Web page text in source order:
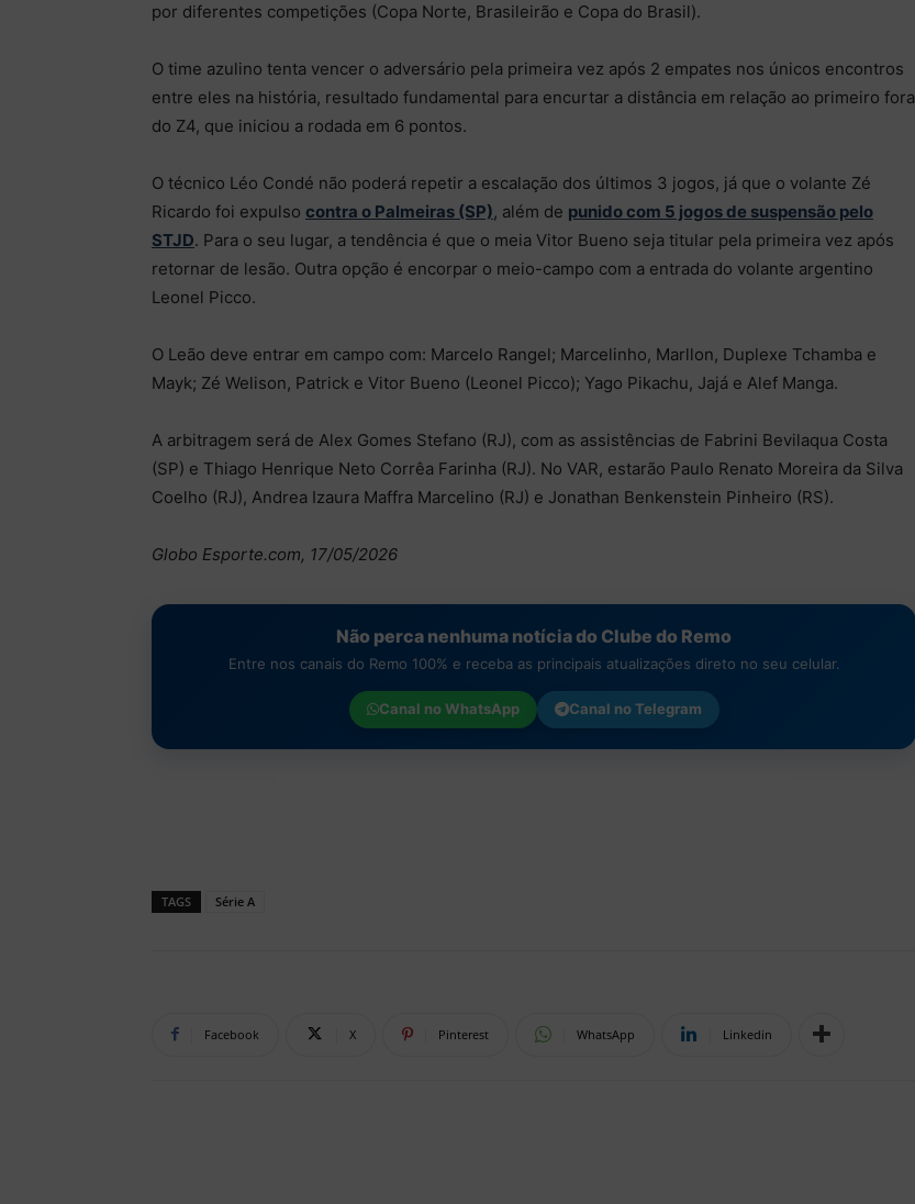
por diferentes competições (Copa Norte, Brasileirão e Copa do Brasil).
O time azulino tenta vencer o adversário pela primeira vez após 2 empates nos únicos encontros
entre eles na história, resultado fundamental para encurtar a distância em relação ao primeiro fora
do Z4, que iniciou a rodada em 6 pontos.
O técnico Léo Condé não poderá repetir a escalação dos últimos 3 jogos, já que o volante Zé
Ricardo foi expulso contra o Palmeiras (SP), além de punido com 5 jogos de suspensão pelo
STJD. Para o seu lugar, a tendência é que o meia Vitor Bueno seja titular pela primeira vez após
retornar de lesão. Outra opção é encorpar o meio-campo com a entrada do volante argentino
Leonel Picco.
O Leão deve entrar em campo com: Marcelo Rangel; Marcelinho, Marllon, Duplexe Tchamba e
Mayk; Zé Welison, Patrick e Vitor Bueno (Leonel Picco); Yago Pikachu, Jajá e Alef Manga.
A arbitragem será de Alex Gomes Stefano (RJ), com as assistências de Fabrini Bevilaqua Costa
(SP) e Thiago Henrique Neto Corrêa Farinha (RJ). No VAR, estarão Paulo Renato Moreira da Silva
Coelho (RJ), Andrea Izaura Maffra Marcelino (RJ) e Jonathan Benkenstein Pinheiro (RS).
Globo Esporte.com, 17/05/2026
Não perca nenhuma notícia do Clube do Remo
Entre nos canais do Remo 100% e receba as principais atualizações direto no seu celular.
Canal noWhatsApp Canal noTelegram
TAGS Série A
Facebook X Pinterest WhatsApp Linkedin